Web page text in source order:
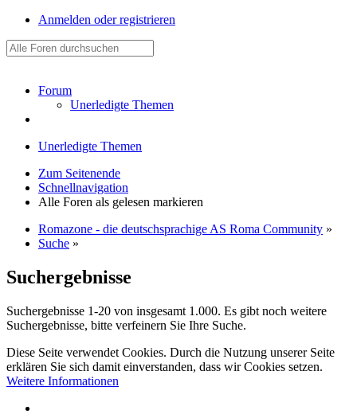
Anmelden oder registrieren
Forum
Unerledigte Themen
Unerledigte Themen
Zum Seitenende
Schnellnavigation
Alle Foren als gelesen markieren
Romazone - die deutschsprachige AS Roma Community »
Suche »
Suchergebnisse
Suchergebnisse 1-20 von insgesamt 1.000. Es gibt noch weitere
Suchergebnisse, bitte verfeinern Sie Ihre Suche.
Diese Seite verwendet Cookies. Durch die Nutzung unserer Seite
erklären Sie sich damit einverstanden, dass wir Cookies setzen.
Weitere Informationen